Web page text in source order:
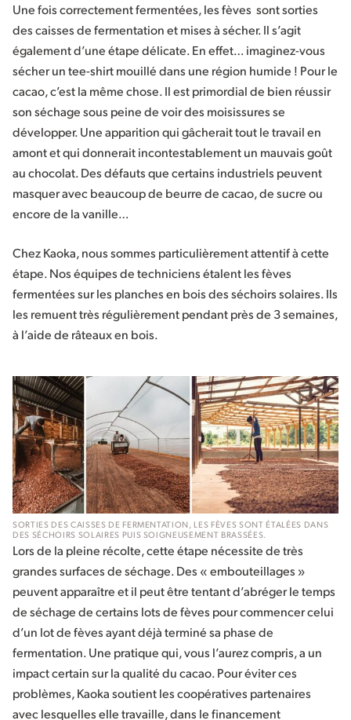
Une fois correctement fermentées, les fèves sont sorties
des caisses de fermentation et mises à sécher. Il s’agit
également d’une étape délicate. En effet… imaginez-vous
sécher un tee-shirt mouillé dans une région humide ! Pour le
cacao, c’est la même chose. Il est primordial de bien réussir
son séchage sous peine de voir des moisissures se
développer. Une apparition qui gâcherait tout le travail en
amont et qui donnerait incontestablement un mauvais goût
au chocolat. Des défauts que certains industriels peuvent
masquer avec beaucoup de beurre de cacao, de sucre ou
encore de la vanille…
Chez Kaoka, nous sommes particulièrement attentif à cette
étape. Nos équipes de techniciens étalent les fèves
fermentées sur les planches en bois des séchoirs solaires. Ils
les remuent très régulièrement pendant près de 3 semaines,
à l’aide de râteaux en bois.
SORTIES DES CAISSES DE FERMENTATION, LES FÈVES SONT ÉTALÉES DANS
DES SÉCHOIRS SOLAIRES PUIS SOIGNEUSEMENT BRASSÉES.
Lors de la pleine récolte, cette étape nécessite de très
grandes surfaces de séchage. Des « embouteillages »
peuvent apparaître et il peut être tentant d’abréger le temps
de séchage de certains lots de fèves pour commencer celui
d’un lot de fèves ayant déjà terminé sa phase de
fermentation. Une pratique qui, vous l’aurez compris, a un
impact certain sur la qualité du cacao. Pour éviter ces
problèmes, Kaoka soutient les coopératives partenaires
avec lesquelles elle travaille, dans le financement